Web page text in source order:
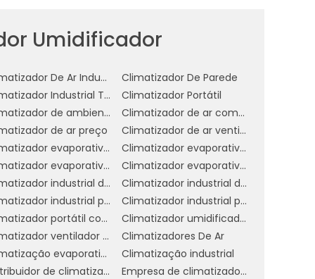
Umidificador
Climatizador De Ar Industrial Evaporativo
Climatizador De Parede
Climatizador Industrial Teto
Climatizador Portátil
Climatizador de ambientes comerciais
Climatizador de ar comercial
de ar preço
Climatizador de ar ventilador
Climatizador evaporativo de ar
Climatizador evaporativo de parede
Climatizador evaporativo para academia
Climatizador evaporativo portátil
Climatizador industrial de parede
Climatizador industrial de parede preço
Climatizador industrial portátil
Climatizador industrial preço
Climatizador portátil com água
Climatizador umidificador industrial
Climatizador ventilador umidificador de parede a água
Climatizadores De Ar
Climatização evaporativa industrial
Climatização industrial
Distribuidor de climatizador evaporativo
Empresa de climatizador evaporativo